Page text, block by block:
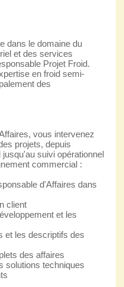
dans le domaine du
et des services
Projet Froid.
en froid semi-
des
vous intervenez
projets, depuis
suivi opérationnel
commercial :
d'Affaires dans
client
et les
et les descriptifs des
des affaires
solutions techniques